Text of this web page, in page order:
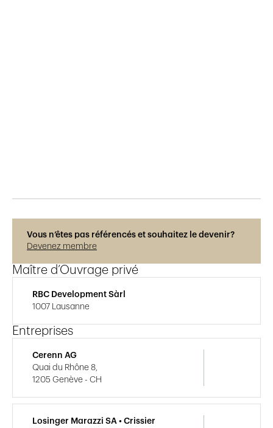
Vous n’êtes pas référencés et souhaitez le devenir?
Devenez membre
Maître d’Ouvrage privé
RBC Development Sàrl
1007 Lausanne
Entreprises
Cerenn AG
Quai du Rhône 8,
1205 Genève - CH
Losinger Marazzi SA • Crissier